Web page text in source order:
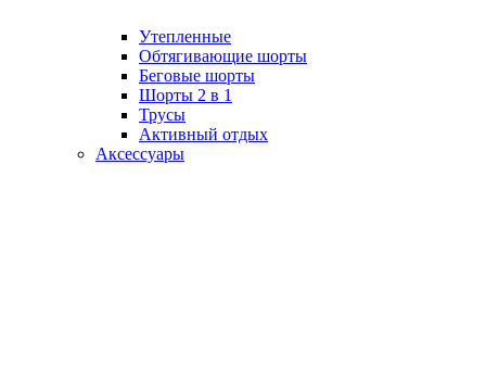
Утепленные
Обтягивающие шорты
Беговые шорты
Шорты 2 в 1
Трусы
Активный отдых
Аксессуары